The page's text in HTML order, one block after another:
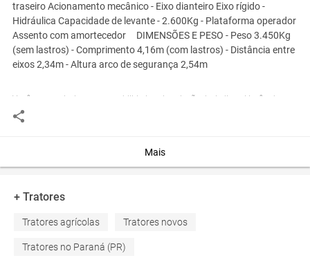
traseiro Acionamento mecânico - Eixo dianteiro Eixo rígido -
Hidráulica Capacidade de levante - 2.600Kg - Plataforma operador
Assento com amortecedor DIMENSÕES E PESO - Peso 3.450Kg
(sem lastros) - Comprimento 4,16m (com lastros) - Distância entre
eixos 2,34m - Altura arco de segurança 2,54m
Você assume toda a responsabilidade pela cotação deste item. Você acha que
este anúncio é contra a política de Agroads?
Mais
+ Tratores
Tratores agrícolas Tratores novos
Tratores no Paraná (PR)